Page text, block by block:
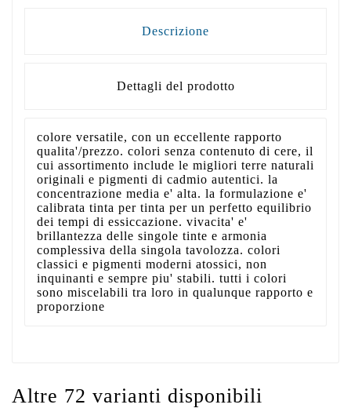
Descrizione
Dettagli del prodotto
colore versatile, con un eccellente rapporto
qualita'/prezzo. colori senza contenuto di cere, il
cui assortimento include le migliori terre naturali
originali e pigmenti di cadmio autentici. la
concentrazione media e' alta. la formulazione e'
calibrata tinta per tinta per un perfetto equilibrio
dei tempi di essiccazione. vivacita' e'
brillantezza delle singole tinte e armonia
complessiva della singola tavolozza. colori
classici e pigmenti moderni atossici, non
inquinanti e sempre piu' stabili. tutti i colori
sono miscelabili tra loro in qualunque rapporto e
proporzione
Altre 72 varianti disponibili